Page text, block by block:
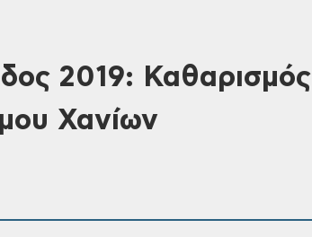
2019: Καθαρισμός
Χανίων